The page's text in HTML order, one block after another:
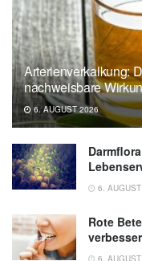
Arterienverkalkung:
nachweisbare
6. AUGUST 2026
6.
Rote
6.